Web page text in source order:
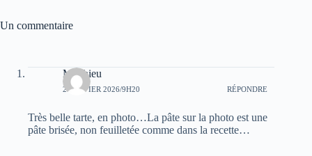
Un commentaire
Matthieu
2 JANVIER 2026/9H20 RÉPONDRE
Très belle tarte, en photo…La pâte sur la photo est une
pâte brisée, non feuilletée comme dans la recette…